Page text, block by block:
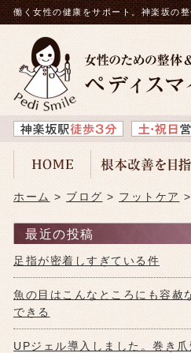
働く女性の健康をサポート。神楽坂の
ホーム ブログ フットケア
最近の投稿
足指が密着しすぎている件
魚の目はこんなところにも容赦
できる
UPジェル導入しました。巻き爪